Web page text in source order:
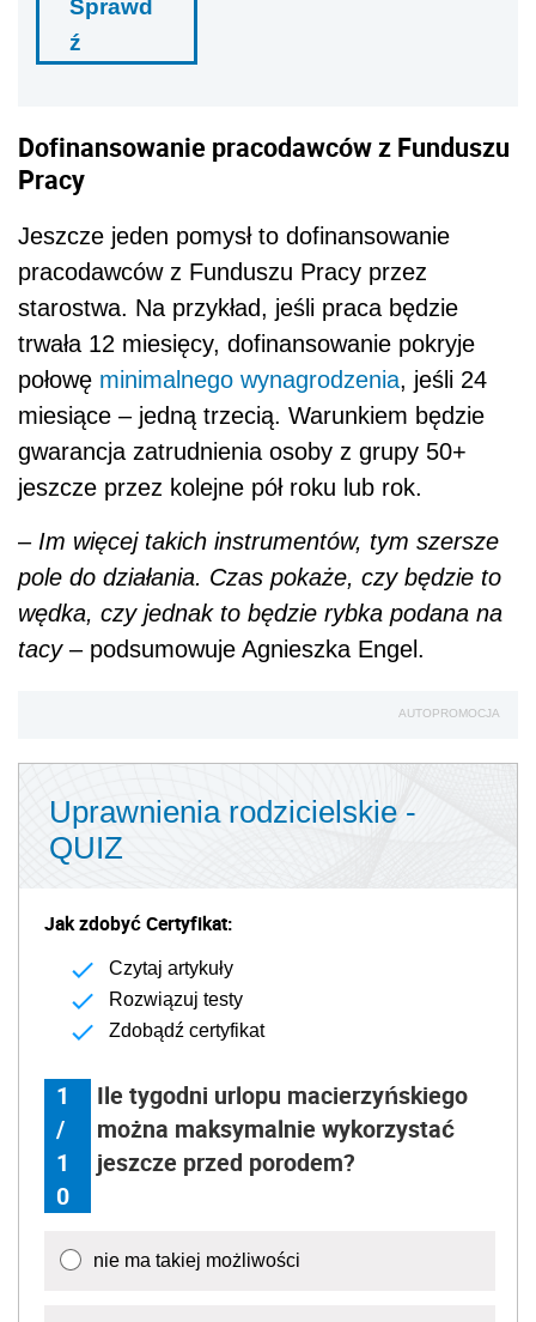
Sprawd
ź
Dofinansowanie pracodawców z Funduszu
Pracy
Jeszcze jeden pomysł to dofinansowanie
pracodawców z Funduszu Pracy przez
starostwa. Na przykład, jeśli praca będzie
trwała 12 miesięcy, dofinansowanie pokryje
połowę minimalnego wynagrodzenia, jeśli 24
miesiące – jedną trzecią. Warunkiem będzie
gwarancja zatrudnienia osoby z grupy 50+
jeszcze przez kolejne pół roku lub rok.
– Im więcej takich instrumentów, tym szersze
pole do działania. Czas pokaże, czy będzie to
wędka, czy jednak to będzie rybka podana na
tacy– podsumowuje Agnieszka Engel.
AUTOPROMOCJA
Uprawnienia rodzicielskie -
QUIZ
Jak zdobyć Certyfikat:
Czytaj artykuły
Rozwiązuj testy
Zdobądź certyfikat
1
/
1
0
Ile tygodni urlopu macierzyńskiego
można maksymalnie wykorzystać
jeszcze przed porodem?
nie ma takiej możliwości